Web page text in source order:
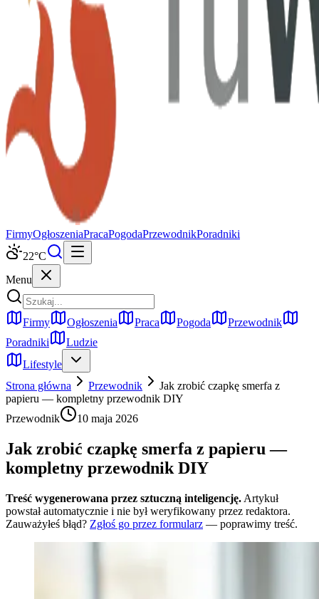
FirmyOgłoszeniaPracaPogodaPrzewodnikPoradniki
22°C
Menu
Firmy Ogłoszenia Praca Pogoda
Przewodnik
Poradniki
Ludzie
Lifestyle
Strona główna
Przewodnik
Jak zrobić czapkę smerfa z
papieru — kompletny przewodnik DIY
Przewodnik
10 maja 2026
Jak zrobić czapkę smerfa z papieru —
kompletny przewodnik DIY
Treść wygenerowana przez sztuczną inteligencję. Artykuł
powstał automatycznie i nie był weryfikowany przez redaktora.
Zauważyłeś błąd? Zgłoś go przez formularz — poprawimy treść.